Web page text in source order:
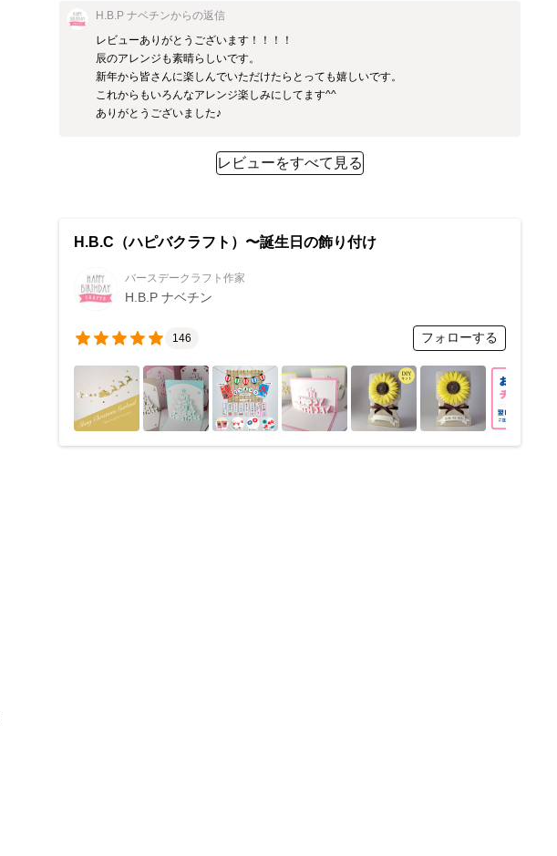
H.B.P ナベチンからの返信
レビューありがとうございます！！！！
辰のアレンジも素晴らしいです。
新年から皆さんに楽しんでいただけたらとっても嬉しいです。
これからもいろんなアレンジ楽しみにしてます^^
ありがとうございました♪
レビューをすべて見る
H.B.C（ハピバクラフト）〜誕生日の飾り付け
バースデークラフト作家
H.B.P ナベチン
146 フォローする